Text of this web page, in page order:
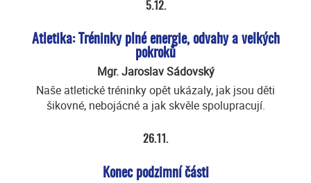
5.12.
Atletika: Tréninky plné energie, odvahy a velkých
pokroků
Mgr. Jaroslav Sádovský
Naše atletické tréninky opět ukázaly, jak jsou děti
šikovné, nebojácné a jak skvěle spolupracují.
26.11.
Konec podzimní části